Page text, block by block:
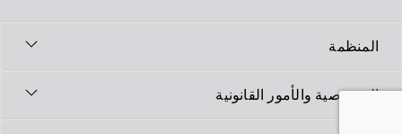
المنظمة
الخصوصية والأمور القانونية